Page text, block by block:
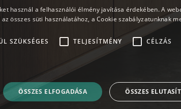
használ a felhasználói élmény javítása érdekében. A
összes süti használatához, a Cookie szabályzatunknak
SZÜKSÉGES TELJESÍTMÉNY CÉLZÁS
ÖSSZES ELFOGADÁSA ÖSSZES